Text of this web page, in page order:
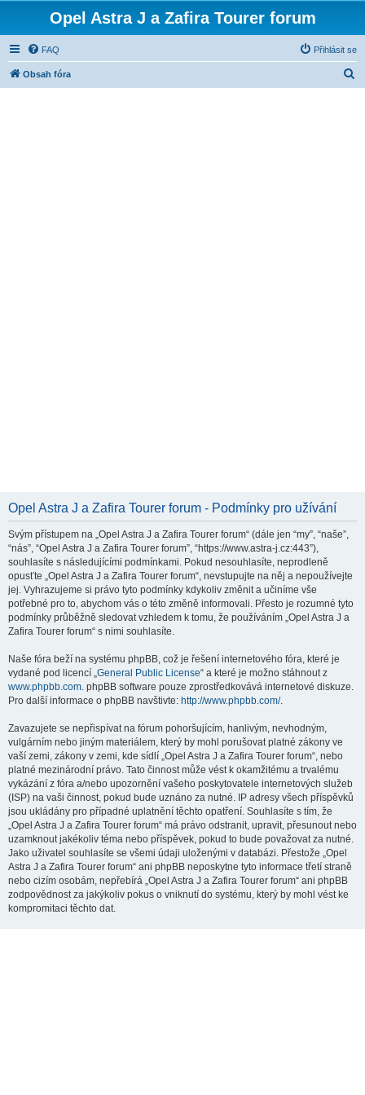
Opel Astra J a Zafira Tourer forum
FAQ Přihlásit se
Obsah fóra
Opel Astra J a Zafira Tourer forum - Podmínky pro užívání
Svým přístupem na „Opel Astra J a Zafira Tourer forum“ (dále jen “my”, “naše”,
“nás”, “Opel Astra J a Zafira Tourer forum”, “https://www.astra-j.cz:443”),
souhlasíte s následujícími podmínkami. Pokud nesouhlasíte, neprodleně
opusťte „Opel Astra J a Zafira Tourer forum“, nevstupujte na něj a nepoužívejte
jej. Vyhrazujeme si právo tyto podmínky kdykoliv změnit a učiníme vše
potřebné pro to, abychom vás o této změně informovali. Přesto je rozumné tyto
podmínky průběžně sledovat vzhledem k tomu, že používáním „Opel Astra J a
Zafira Tourer forum“ s nimi souhlasíte.
Naše fóra beží na systému phpBB, což je řešení internetového fóra, které je
vydané pod licencí „General Public License“ a které je možno stáhnout z
www.phpbb.com. phpBB software pouze zprostředkovává internetové diskuze.
Pro další informace o phpBB navštivte: http://www.phpbb.com/.
Zavazujete se nepřispívat na fórum pohoršujícím, hanlivým, nevhodným,
vulgárním nebo jiným materiálem, který by mohl porušovat platné zákony ve
vaší zemi, zákony v zemi, kde sídlí „Opel Astra J a Zafira Tourer forum“, nebo
platné mezinárodní právo. Tato činnost může vést k okamžitému a trvalému
vykázání z fóra a/nebo upozornění vašeho poskytovatele internetových služeb
(ISP) na vaši činnost, pokud bude uznáno za nutné. IP adresy všech příspěvků
jsou ukládány pro případné uplatnění těchto opatření. Souhlasíte s tím, že
„Opel Astra J a Zafira Tourer forum“ má právo odstranit, upravit, přesunout nebo
uzamknout jakékoliv téma nebo příspěvek, pokud to bude považovat za nutné.
Jako uživatel souhlasíte se všemi údaji uloženými v databázi. Přestože „Opel
Astra J a Zafira Tourer forum“ ani phpBB neposkytne tyto informace třetí straně
nebo cizím osobám, nepřebírá „Opel Astra J a Zafira Tourer forum“ ani phpBB
zodpovědnost za jakýkoliv pokus o vniknutí do systému, který by mohl vést ke
kompromitaci těchto dat.